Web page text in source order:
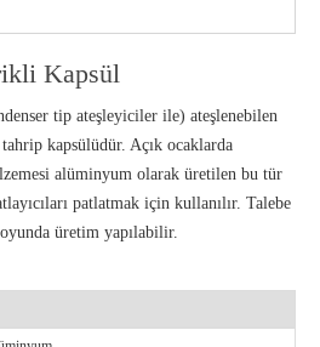
Kapsül
tip ateşleyiciler ile) ateşlenebilen
kapsülüdür. Açık ocaklarda
alüminyum olarak üretilen bu tür
patlatmak için kullanılır. Talebe
üretim yapılabilir.